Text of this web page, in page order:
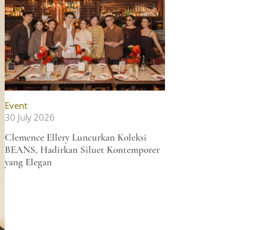
Event
30 July 2026
Clemence Ellery Luncurkan Koleksi
BEANS, Hadirkan Siluet Kontemporer
yang Elegan